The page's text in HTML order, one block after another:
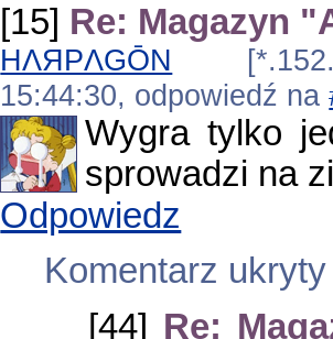
[15] Re: Magazyn
HΛЯPΛGŌN
15:44:30, odpowiedź na
Wygra tylko
sprowadzi na
Odpowiedz
Komentarz
[44] Re: